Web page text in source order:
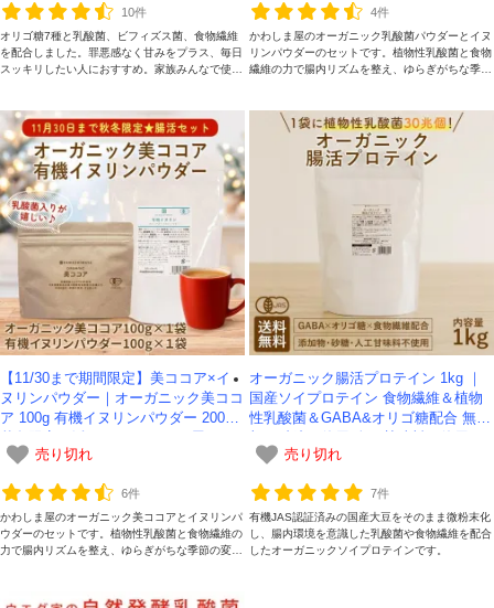
10件
オリゴ糖7種と乳酸菌、ビフィズス菌、食物繊維
を配合しました。罪悪感なく甘みをプラス、毎日
スッキリしたい人におすすめ。家族みんなで使い
4件
かわしま屋のオーガニック乳酸菌パウダーとイヌ
リンパウダーのセットです。植物性乳酸菌と食物
繊維の力で腸内リズムを整え、ゆらぎがちな季節
【11/30まで期間限定】美ココア×イ
ヌリンパウダー｜オーガニック美ココ
ア 100g 有機イヌリンパウダー 200g
売り切れ
6件
かわしま屋のオーガニック美ココアとイヌリンパ
ウダーのセットです。植物性乳酸菌と食物繊維の
力で腸内リズムを整え、ゆらぎがちな季節の変わ
オーガニック腸活プロテイン 1kg ｜
国産ソイプロテイン 食物繊維＆植物
性乳酸菌＆GABA&オリゴ糖配合 無添
わしま屋- 【送料無料】
売り切れ
7件
有機JAS認証済みの国産大豆をそのまま微粉末化
し、腸内環境を意識した乳酸菌や食物繊維を配合
したオーガニックソイプロテインです。